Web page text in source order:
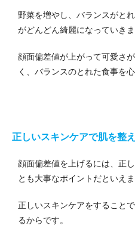
野菜を増やし、バランスがと
がどんどん綺麗になっていきま
顔面偏差値が上がって可愛さ
く、バランスのとれた食事を
正しいスキンケアで肌を整
顔面偏差値を上げるには、正
とも大事なポイントだといえま
正しいスキンケアをすること
るからです。